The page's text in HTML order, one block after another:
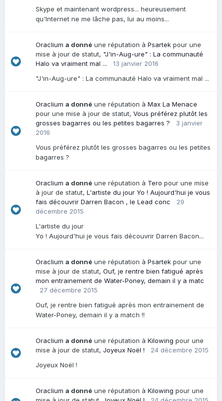
Skype et maintenant wordpress... heureusement
qu'Internet ne me lâche pas, lui au moins...
Oraclium a donné une réputation à Psartek pour une
mise à jour de statut, "J'in-Aug-ure" : La communauté
Halo va vraiment mal ...
13 janvier 2016
"J'in-Aug-ure" : La communauté Halo va vraiment mal ...
Oraclium a donné une réputation à Max La Menace
pour une mise à jour de statut, Vous préférez plutôt les
grosses bagarres ou les petites bagarres ?
3 janvier
2016
Vous préférez plutôt les grosses bagarres ou les petites
bagarres ?
Oraclium a donné une réputation à Tero pour une mise
à jour de statut, L'artiste du jour Yo ! Aujourd'hui je vous
fais découvrir Darren Bacon , le Lead conc
29
décembre 2015
L'artiste du jour
Yo ! Aujourd'hui je vous fais découvrir Darren Bacon...
Oraclium a donné une réputation à Psartek pour une
mise à jour de statut, Ouf, je rentre bien fatigué après
mon entrainement de Water-Poney, demain il y a matc
27 décembre 2015
Ouf, je rentre bien fatigué après mon entrainement de
Water-Poney, demain il y a match !!
Oraclium a donné une réputation à Kilowing pour une
mise à jour de statut, Joyeux Noël !
24 décembre 2015
Joyeux Noël !
Oraclium a donné une réputation à Kilowing pour une